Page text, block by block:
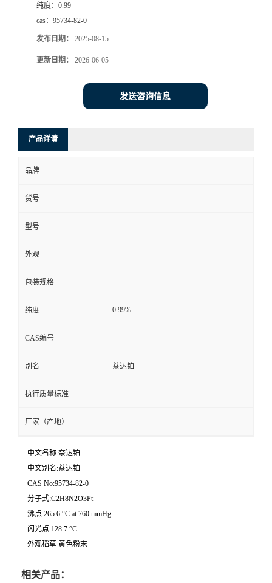
纯度： 0.99
cas： 95734-82-0
发布日期： 2025-08-15
更新日期： 2026-06-05
发送咨询信息
产品详请
品牌
货号
型号
外观
包装规格
纯度 0.99%
CAS编号
别名 萘达铂
执行质量标准
厂家（产地）
中文名称:奈达铂
中文别名:萘达铂
CAS No:95734-82-0
分子式:C2H8N2O3Pt
沸点:265.6 °C at 760 mmHg
闪光点:128.7 °C
外观稻草 黄色粉末
相关产品：